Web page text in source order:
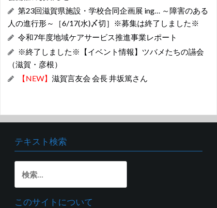
第23回滋賀県施設・学校合同企画展 ing… ～障害のある
人の進行形～［6/17(水)〆切］※募集は終了しました※
令和7年度地域ケアサービス推進事業レポート
※終了しました※【イベント情報】ツバメたちの讌会
（滋賀・彦根）
【NEW】 滋賀言友会 会長 井坂篤さん
テキスト検索
索:
このサイトについて